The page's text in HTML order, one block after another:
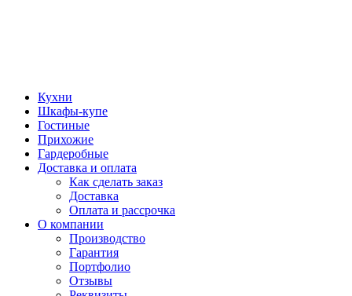
Кухни
Шкафы-купе
Гостиные
Прихожие
Гардеробные
Доставка и оплата
Как сделать заказ
Доставка
Оплата и рассрочка
О компании
Производство
Гарантия
Портфолио
Отзывы